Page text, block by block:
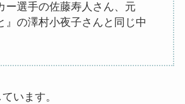
ー選手の佐藤寿人さん、元
』の澤村小夜子さんと同じ中
います。